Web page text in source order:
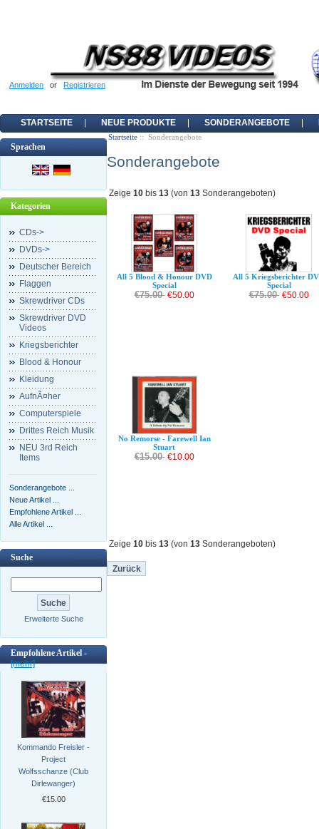
Anmelden or Registrieren
STARTSEITE NEUE PRODUKTE SONDERANGEBOTE
Sprachen
Kategorien
CDs->
DVDs->
Deutscher Bereich
Flaggen
Skrewdriver CDs
Skrewdriver DVD
Videos
Kriegsberichter
Blood & Honour
Kleidung
AufnÃ¤her
Computerspiele
Drittes Reich Musik
NEU 3rd Reich
Items
Sonderangebote ...
Neue Artikel ...
Empfohlene Artikel ...
Alle Artikel ...
Suche
Erweiterte Suche
Empfohlene Artikel -
[mehr]
Kommando Freisler -
Project
Wolfsschanze (Club
Dirlewanger)
€15.00
Startseite :: Sonderangebote
Sonderangebote
Zeige 10 bis 13 (von 13 Sonderangeboten)
All 5 Blood & Honour DVD
Special
€75.00 €50.00
All 5 Kriegsberichter
Special
€75.00 €50.00
No Remorse - Farewell Ian
Stuart
€15.00 €10.00
Zeige 10 bis 13 (von 13 Sonderangeboten)
Zurück